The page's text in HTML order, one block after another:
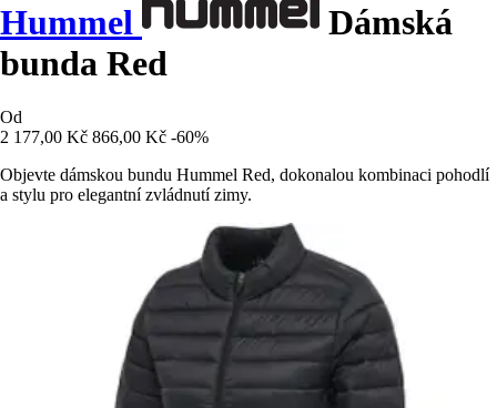
Hummel
Dámská
bunda Red
Od
2 177,00 Kč 866,00 Kč -60%
Objevte dámskou bundu Hummel Red, dokonalou kombinaci pohodlí
a stylu pro elegantní zvládnutí zimy.